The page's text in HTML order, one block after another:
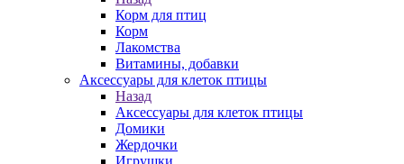
Корм для птиц
Корм
Лакомства
Витамины, добавки
Аксессуары для клеток птицы
Назад
Аксессуары для клеток птицы
Домики
Жердочки
Игрушки